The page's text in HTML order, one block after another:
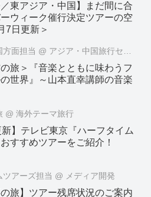
／東アジア・中国】まだ間に合
ウィーク催行決定ツアーの空
7日更新＞
方面担当 @ アジア・中国旅行センター
旅＞『音楽とともに味わうフ
世界』～山本直幸講師の音楽
@ 海外テーマ旅行
新】テレビ東京『ハーフタイム
すすめツアーをご紹介！
アーズ担当 @ メディア開発
の旅】ツアー残席状況のご案内